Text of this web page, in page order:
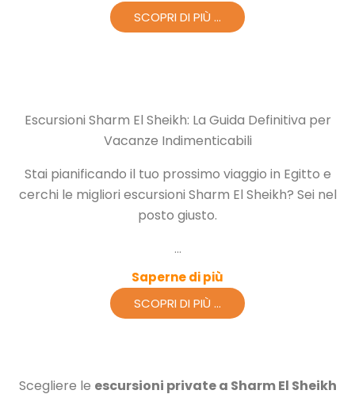
SCOPRI DI PIÙ ...
Escursioni Sharm El Sheikh: La Guida Definitiva per
Vacanze Indimenticabili
Stai pianificando il tuo prossimo viaggio in Egitto e
cerchi le migliori escursioni Sharm El Sheikh? Sei nel
posto giusto.
...
Saperne di più
SCOPRI DI PIÙ ...
Scegliere le escursioni private a Sharm El Sheikh